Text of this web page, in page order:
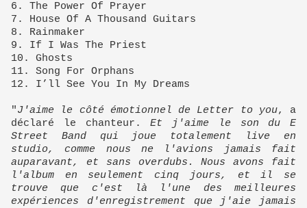
6. The Power Of Prayer
7. House Of A Thousand Guitars
8. Rainmaker
9. If I Was The Priest
10. Ghosts
11. Song For Orphans
12. I’ll See You In My Dreams
"J'aime le côté émotionnel de Letter to you, a
déclaré le chanteur.Et j'aime le son du E
Street Band qui joue totalement live en
studio, comme nous ne l'avions jamais fait
auparavant, et sans overdubs. Nous avons fait
l'album en seulement cinq jours, et il se
trouve que c'est là l'une des meilleures
expériences d'enregistrement que j'aie jamais